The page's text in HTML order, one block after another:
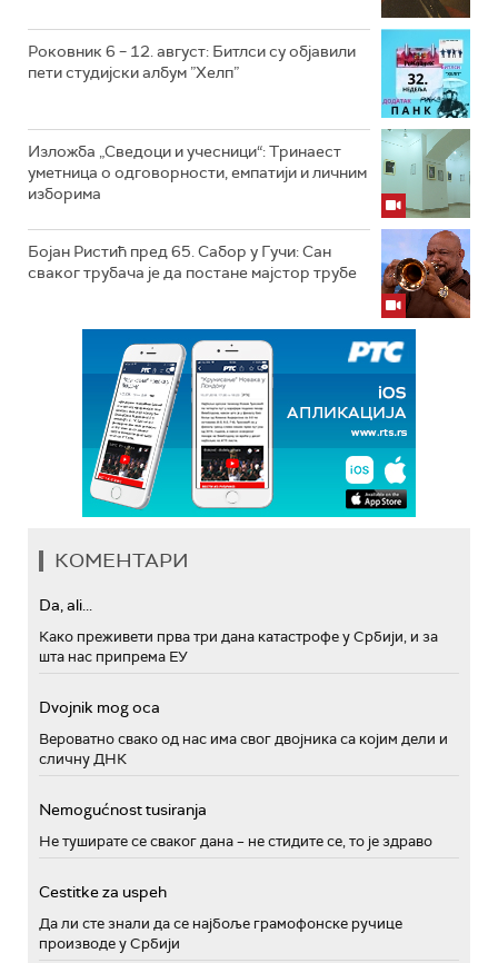
Роковник 6 – 12. август: Битлси су објавили
пети студијски албум ”Хелп”
Изложба „Сведоци и учесници“: Тринаест
уметница о одговорности, емпатији и личним
изборима
Бојан Ристић пред 65. Сабор у Гучи: Сан
сваког трубача је да постане мајстор трубе
КОМЕНТАРИ
Da, ali...
Како преживети прва три дана катастрофе у Србији, и за
шта нас припрема ЕУ
Dvojnik mog oca
Вероватно свако од нас има свог двојника са којим дели и
сличну ДНК
Nemogućnost tusiranja
Не туширате се сваког дана – не стидите се, то је здраво
Cestitke za uspeh
Да ли сте знали да се најбоље грамофонске ручице
производе у Србији